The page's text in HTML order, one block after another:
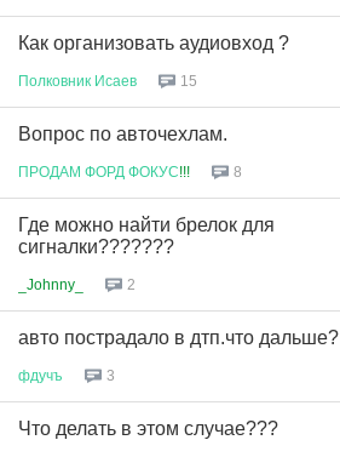
Как организовать аудиовход ?
Полковник Исаев 15
Вопрос по авточехлам.
ПРОДАМ ФОРД ФОКУС!!! 8
Где можно найти брелок для
сигналки???????
_Johnny_ 2
авто пострадало в дтп.что дальше?
фдучъ 3
Что делать в этом случае???